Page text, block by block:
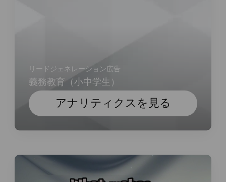
リードジェネレーション広告
義務教育（小中学生）
アナリティクスを見る